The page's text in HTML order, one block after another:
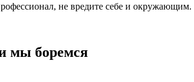
не вредите себе и
мы боремся